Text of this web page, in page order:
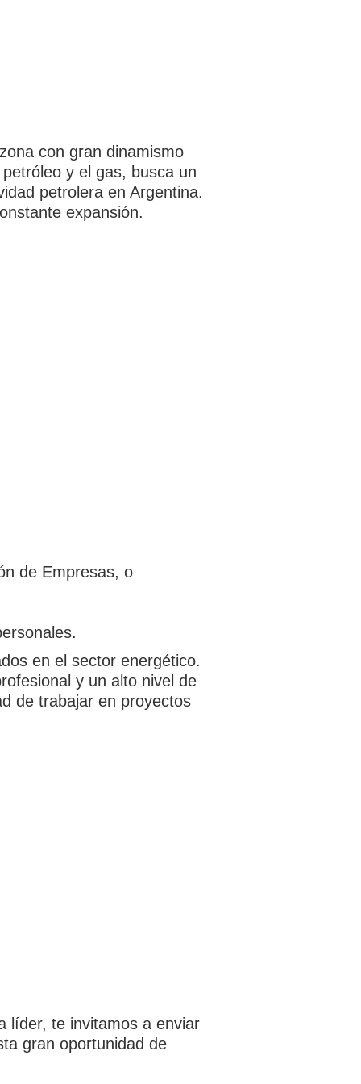
con gran dinamismo
y el gas, busca un
petrolera en Argentina.
expansión.
de Empresas, o
en el sector energético.
y un alto nivel de
de trabajar en proyectos
líder, te invitamos a enviar
gran oportunidad de